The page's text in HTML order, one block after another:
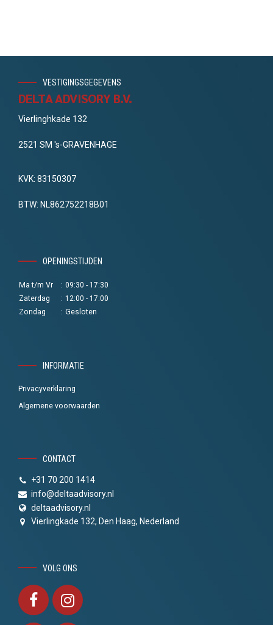
VESTIGINGSGEGEVENS
DELTA ADVISORY B.V.
Vierlinghkade 132
2521 SM 's-GRAVENHAGE
KVK: 83150307
BTW: NL862752218B01
OPENINGSTIJDEN
Ma t/m Vr : 09:30 - 17:30
Zaterdag
: 12:00 - 17:00
Zondag
: Gesloten
INFORMATIE
Privacyverklaring
Algemene voorwaarden
CONTACT
+31 70 200 1414
info@deltaadvisory.nl
deltaadvisory.nl
Vierlingkade 132, Den Haag, Nederland
VOLG ONS